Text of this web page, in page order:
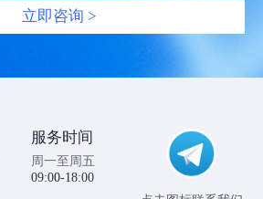
立即咨询 >
服务时间
周一至周五
09:00-18:00